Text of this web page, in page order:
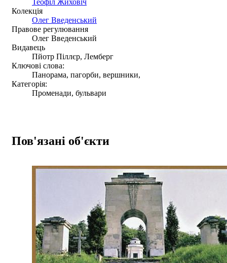
Колекція
Олег Введенський
Правове регулювання
Олег Введенський
Видавець
Пйотр Піллєр, Лемберг
Ключові слова:
Панорама, пагорби, вершники,
Категорія:
Променади, бульвари
Пов'язані об'єкти